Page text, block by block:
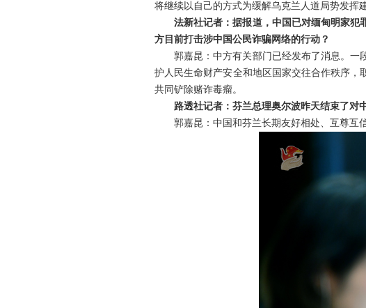
将继续以自己的方式为缓解乌克兰人道局势发挥
法新社记者：据报道，中国已对缅甸明家犯
方目前打击涉中国公民诈骗网络的行动？
郭嘉昆：中方有关部门已经发布了消息。一
护人民生命财产安全和地区国家交往合作秩序，
共同铲除赌诈毒瘤。
路透社记者：芬兰总理奥尔波昨天结束了对
郭嘉昆：中国和芬兰长期友好相处、互尊互